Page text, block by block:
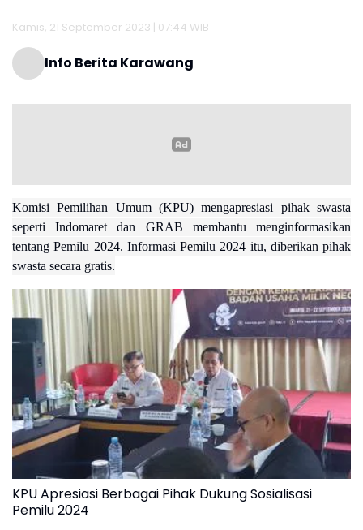
Kamis, 21 September 2023 | 07:44 WIB
Info Berita Karawang
Komisi Pemilihan Umum (KPU) mengapresiasi pihak swasta
seperti Indomaret dan GRAB membantu menginformasikan
tentang Pemilu 2024. Informasi Pemilu 2024 itu, diberikan pihak
swasta secara gratis.
KPU Apresiasi Berbagai Pihak Dukung Sosialisasi
Pemilu 2024